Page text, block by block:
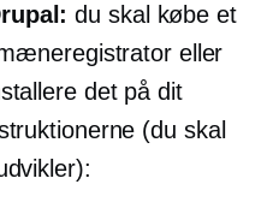
du skal købe et
eller
det på dit
(du skal